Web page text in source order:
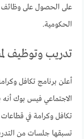
على الحصول على وظائف
الحكومية.
تدريب وتوظيف
أعلن برنامج تكافل
الاجتماعي فيس بوك أنه
تكافل وكرامة في
تسبقها جلسات من